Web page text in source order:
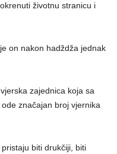
životnu stranicu i
on nakon hadždža jednak
zajednica koja sa
značajan broj vjernika
biti drukčiji, biti